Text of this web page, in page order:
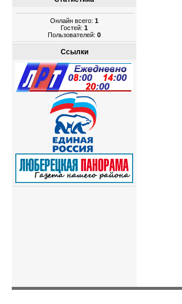
Онлайн всего: 1
Гостей: 1
Пользователей: 0
Ссылки